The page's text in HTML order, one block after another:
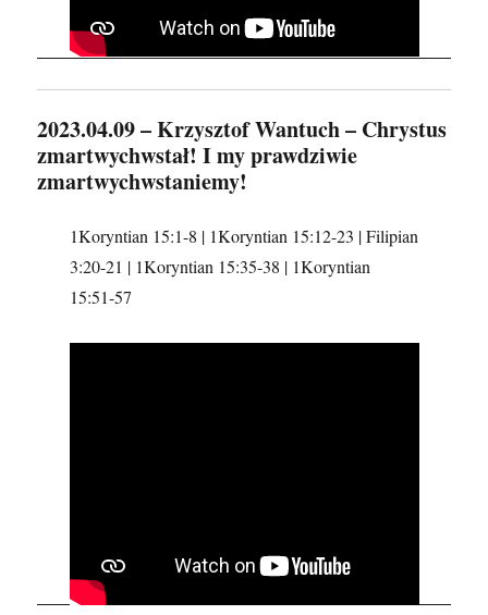
2023.04.09 – Krzysztof Wantuch – Chrystus
zmartwychwstał! I my prawdziwie
zmartwychwstaniemy!
1Koryntian 15:1-8 | 1Koryntian 15:12-23 | Filipian
3:20-21 | 1Koryntian 15:35-38 | 1Koryntian
15:51-57